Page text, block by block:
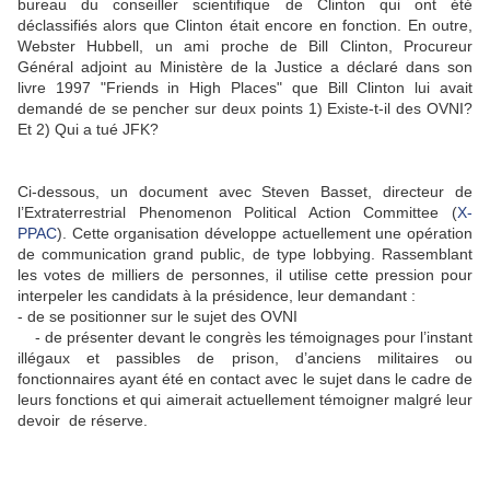
bureau du conseiller scientifique de Clinton qui ont été
déclassifiés alors que Clinton était encore en fonction. En outre,
Webster Hubbell, un ami proche de Bill Clinton, Procureur
Général adjoint au Ministère de la Justice a déclaré dans son
livre 1997 "Friends in High Places" que Bill Clinton lui avait
demandé de se pencher sur deux points 1) Existe-t-il des OVNI?
Et 2) Qui a tué JFK?
Ci-dessous, un document avec Steven Basset, directeur de
l’Extraterrestrial Phenomenon Political Action Committee (X-
PPAC). Cette organisation développe actuellement une opération
de communication grand public, de type lobbying. Rassemblant
les votes de milliers de personnes, il utilise cette pression pour
interpeler les candidats à la présidence, leur demandant :
- de se positionner sur le sujet des OVNI
- de présenter devant le congrès les témoignages pour l’instant
illégaux et passibles de prison, d’anciens militaires ou
fonctionnaires ayant été en contact avec le sujet dans le cadre de
leurs fonctions et qui aimerait actuellement témoigner malgré leur
devoir de réserve.